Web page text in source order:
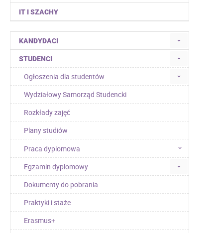
IT I SZACHY
KANDYDACI
STUDENCI
Ogłoszenia dla studentów
Wydziałowy Samorząd Studencki
Rozkłady zajęć
Plany studiów
Praca dyplomowa
Egzamin dyplomowy
Dokumenty do pobrania
Praktyki i staże
Erasmus+